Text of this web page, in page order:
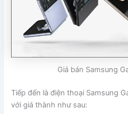
Giá bán Samsung
Tiếp đến là điện thoại Samsung
với giá thành như sau: